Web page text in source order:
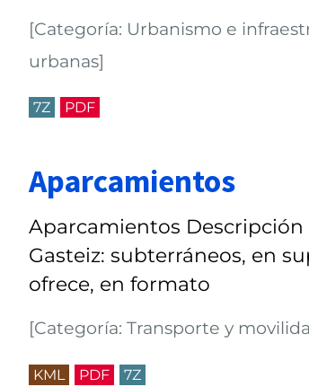
[Categoría: Urbanismo e
urbanas]
7Z PDF
Aparcamientos
Aparcamientos
Gasteiz: subterráneos, en
ofrece, en formato
[Categoría: Transporte y
KML PDF 7Z